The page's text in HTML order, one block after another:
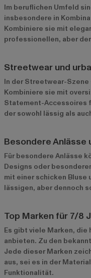
Im beruflichen Umfeld
insbesondere in
Kombiniere sie mit
professionellen, aber
Streetwear und
In der Streetwear-
Kombiniere sie mit
Statement-Accessoires
der sowohl lässig als
Besondere Anlässe
Für besondere Anlässe
Designs oder
mit einer schicken Bluse
lässigen, aber dennoch
Top Marken für 7/8
Es gibt viele Marken, die
anbieten. Zu den
Jede dieser Marken
aus, sei es in der
Funktionalität.